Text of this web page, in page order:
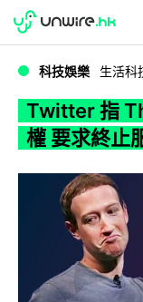
WWDC 2026
科技娛樂 生活科
Twitter 指
權 要求終止